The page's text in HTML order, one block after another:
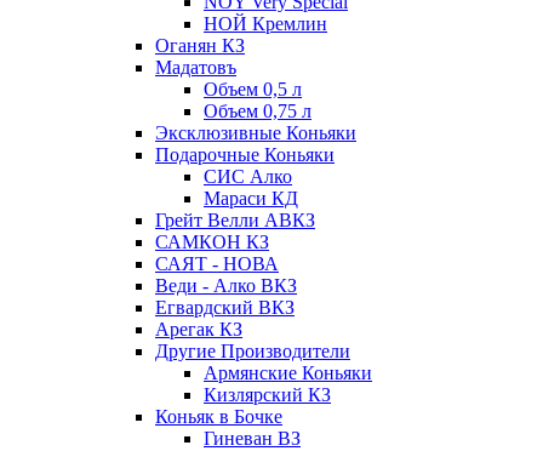
НОЙ Кремлин
Оганян КЗ
Мадатовъ
Объем 0,5 л
Объем 0,75 л
Эксклюзивные Коньяки
Подарочные Коньяки
СИС Алко
Мараси КД
Грейт Велли АВКЗ
САМКОН КЗ
САЯТ - НОВА
Веди - Алко ВКЗ
Егвардский ВКЗ
Арегак КЗ
Другие Производители
Армянские Коньяки
Кизлярский КЗ
Коньяк в Бочке
Гиневан ВЗ